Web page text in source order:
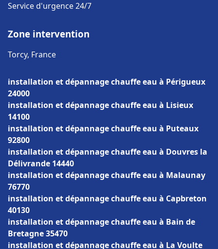
Service d'urgence 24/7
Zone intervention
Torcy, France
installation et dépannage chauffe eau à Périgueux
24000
installation et dépannage chauffe eau à Lisieux
14100
installation et dépannage chauffe eau à Puteaux
92800
installation et dépannage chauffe eau à Douvres la
Délivrande 14440
installation et dépannage chauffe eau à Malaunay
76770
installation et dépannage chauffe eau à Capbreton
40130
installation et dépannage chauffe eau à Bain de
Bretagne 35470
installation et dépannage chauffe eau à La Voulte